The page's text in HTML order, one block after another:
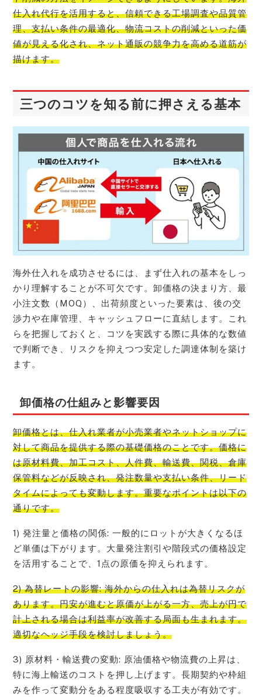
仕入れ代行を活用すると、信頼できる工場調査や品質管
理、支払い条件の最適化、物流コストの削減といった価
値が見える化され、ネット通販の競争力を高める道筋が
描けます。
三つのコツを知る前に押さえる基本
海外仕入れを成功させるには、まず仕入れの基本をしっ
かり理解することが不可欠です。卸価格の決まり方、最
小注文数（MOQ）、出荷頻度といった要素は、後の交
渉力や在庫管理、キャッシュフローに直結します。これ
らを把握しておくと、コツを実践する際に具体的な数値
で判断でき、リスクを抑えつつ安定した調達体制を築け
ます。
卸価格の仕組みと影響要因
卸価格とは、仕入れ業者が小売業者やネットショップに
対して商品を提供する際の基礎価格のことです。価格に
は原材料費、加工コスト、人件費、輸送費、関税、倉庫
保管料などが反映され、発注数量や支払い条件、リード
タイムによっても変動します。重要なポイントは以下の
通りです。
1) 発注量と価格の関係: 一般的にロットが大きくなるほ
ど単価は下がります。大量発注割引や階段式の価格設定
を活用することで、1点の原価を抑えられます。
2) 為替レートの影響: 海外からの仕入れは為替リスクが
あります。円安が進むと原価が上がる一方、売上が円で
計上される場合は利益率が改善する局面も生まれます。
適切なヘッジ手段を検討しましょう。
3) 原材料・輸送費の変動: 原油価格や物流費の上昇は、
特に海上輸送のコストを押し上げます。長期契約や枠組
みを作って変動分をある程度吸収する工夫が有効です。